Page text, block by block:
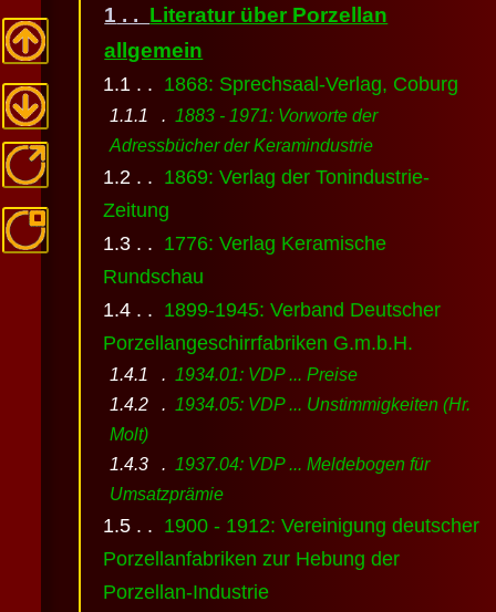
Literatur über Porzellan
allgemein
1868: Sprechsaal-Verlag, Coburg
1883 - 1971: Vorworte der
Adressbücher der Keramindustrie
1869: Verlag der Tonindustrie-
Zeitung
1776: Verlag Keramische
Rundschau
1899-1945: Verband Deutscher
Porzellangeschirrfabriken G.m.b.H.
1934.01: VDP ... Preise
1934.05: VDP ... Unstimmigkeiten (Hr.
Molt)
1937.04: VDP ... Meldebogen für
Umsatzprämie
1900 - 1912: Vereinigung deutscher
Porzellanfabriken zur Hebung der
Porzellan-Industrie